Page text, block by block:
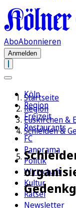
AboAbonnieren
Anmelden
Köln
Region
Freizeit
Restaurants
FC
Panorama
Politik
Wirtschaft
Kultur
Rätsel
Newsletter
Startseite
Region
Euskirchen &
Schleiden &